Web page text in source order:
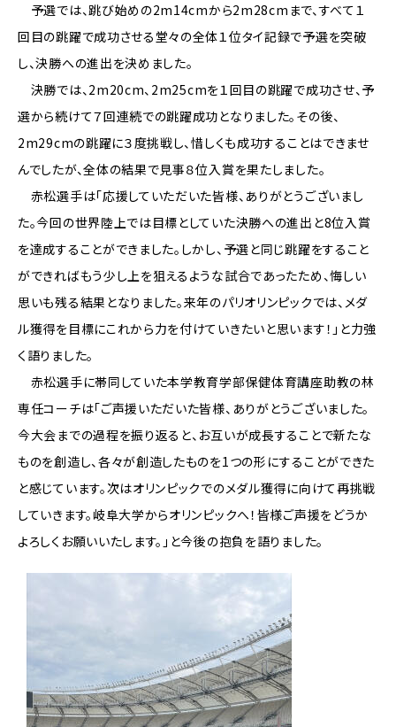
予選では、跳び始めの2m14cmから2m28cmまで、すべて１
回目の跳躍で成功させる堂々の全体１位タイ記録で予選を突破
し、決勝への進出を決めました。
決勝では、2m20cm、2m25cmを１回目の跳躍で成功させ、予
選から続けて７回連続での跳躍成功となりました。その後、
2m29cmの跳躍に３度挑戦し、惜しくも成功することはできませ
んでしたが、全体の結果で見事８位入賞を果たしました。
赤松選手は「応援していただいた皆様、ありがとうございまし
た。今回の世界陸上では目標としていた決勝への進出と8位入賞
を達成することができました。しかし、予選と同じ跳躍をすること
ができればもう少し上を狙えるような試合であったため、悔しい
思いも残る結果となりました。来年のパリオリンピックでは、メダ
ル獲得を目標にこれから力を付けていきたいと思います！」と力強
く語りました。
赤松選手に帯同していた本学教育学部保健体育講座助教の林
専任コーチは「ご声援いただいた皆様、ありがとうございました。
今大会までの過程を振り返ると、お互いが成長することで新たな
ものを創造し、各々が創造したものを1つの形にすることができた
と感じています。次はオリンピックでのメダル獲得に向けて再挑戦
していきます。岐阜大学からオリンピックへ！皆様ご声援をどうか
よろしくお願いいたします。」と今後の抱負を語りました。